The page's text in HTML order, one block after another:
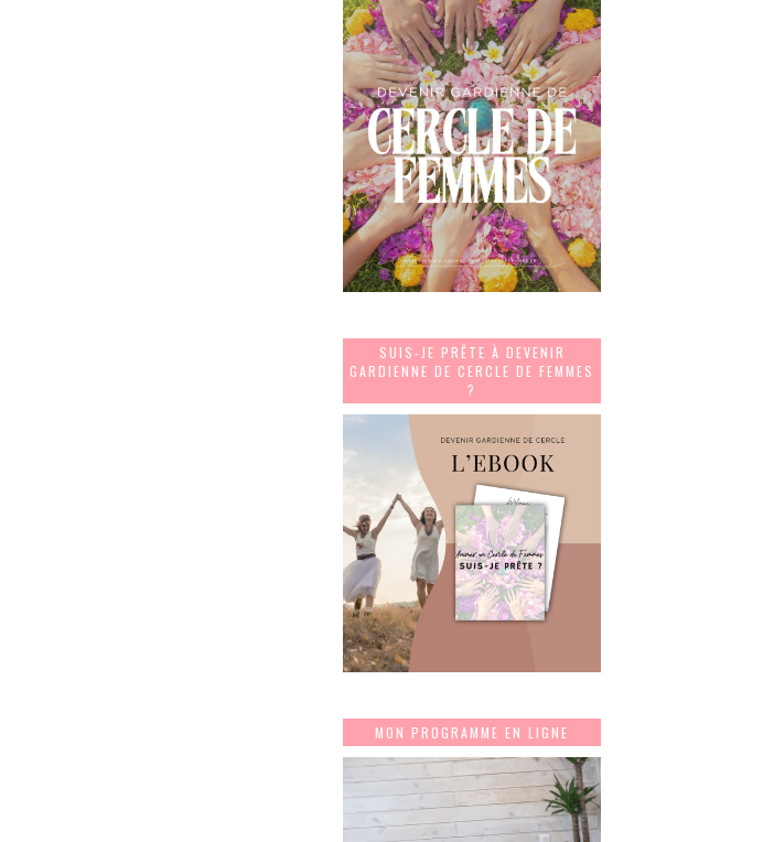
SUIS-JE PRÊTE À DEVENIR
GARDIENNE DE CERCLE DE FEMMES
?
MON PROGRAMME EN LIGNE